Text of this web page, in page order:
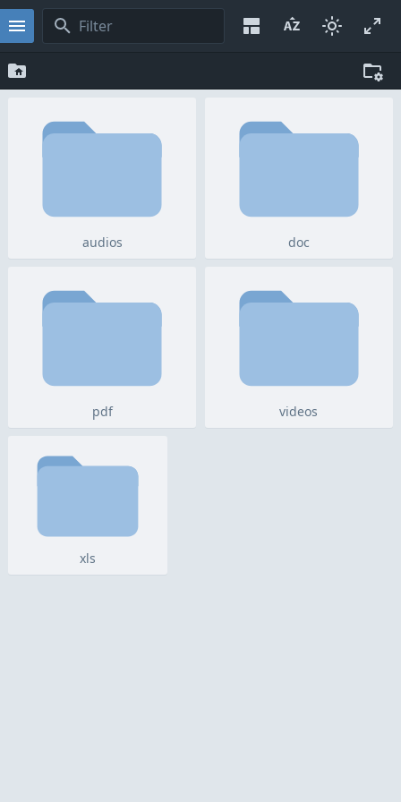
audios doc
pdf videos
xls